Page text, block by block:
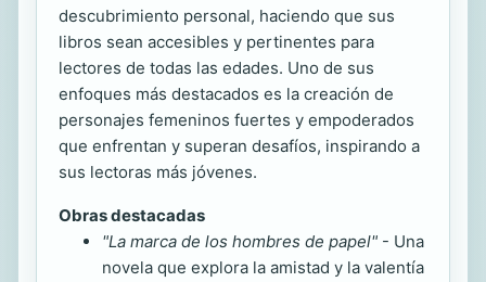
descubrimiento personal, haciendo que sus
libros sean accesibles y pertinentes para
lectores de todas las edades. Uno de sus
enfoques más destacados es la creación de
personajes femeninos fuertes y empoderados
que enfrentan y superan desafíos, inspirando a
sus lectoras más jóvenes.
Obras destacadas
"La marca de los hombres de papel" - Una
novela que explora la amistad y la valentía